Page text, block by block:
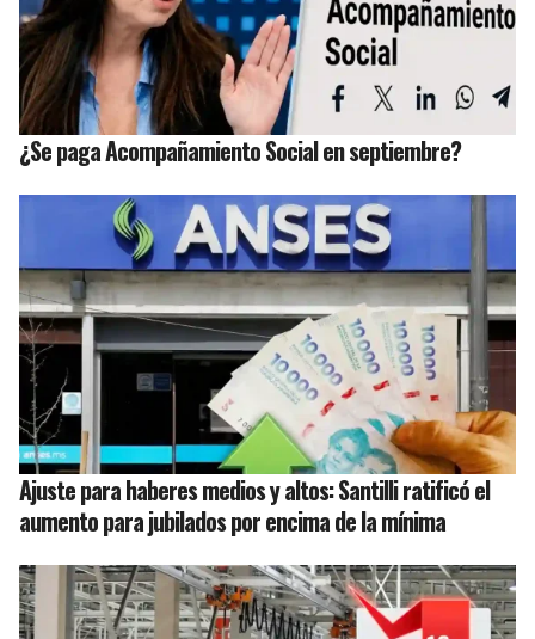
¿Se paga Acompañamiento Social en septiembre?
Ajuste para haberes medios y altos: Santilli ratificó el
aumento para jubilados por encima de la mínima